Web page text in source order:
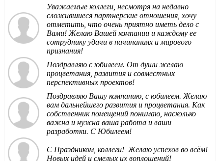
Уважаемые коллеги, несмотря на недавно
сложившиеся партнерские отношения, хочу
отметить, что очень приятно иметь дело с
Вами! Желаю Вашей компании и каждому ее
сотруднику удачи в начинаниях и мирового
признания!
Поздравляю с юбилеем. От души желаю
процветания, развития и совместных
перспективных проектов!
Поздравляю Вашу компанию, с юбилеем. Желаю
вам дальнейшего развития и процветания. Как
собственник помещений понимаю, насколько
важна и нужна ваша работа и ваши
разработки. С Юбилеем!
С Праздником, коллеги! Желаю успехов во всём!
Новых идей и смелых их воплощений!